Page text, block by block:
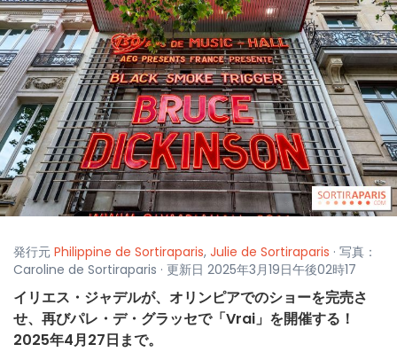
発行元 Philippine de Sortiraparis, Julie de Sortiraparis · 写真：
Caroline de Sortiraparis · 更新日 2025年3月19日午後02時17
イリエス・ジャデルが、オリンピアでのショーを完売さ
せ、再びパレ・デ・グラッセで「Vrai」を開催する！
2025年4月27日まで。